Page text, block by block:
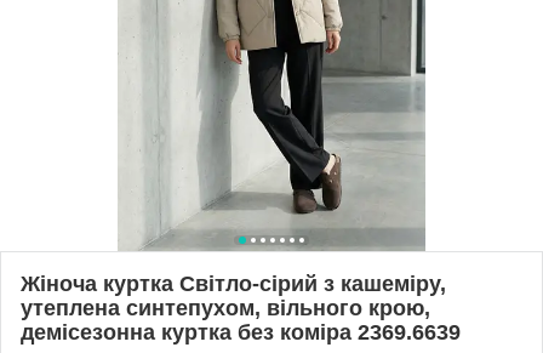
Жіноча куртка Світло-сірий з кашеміру,
утеплена синтепухом, вільного крою,
демісезонна куртка без коміра 2369.6639